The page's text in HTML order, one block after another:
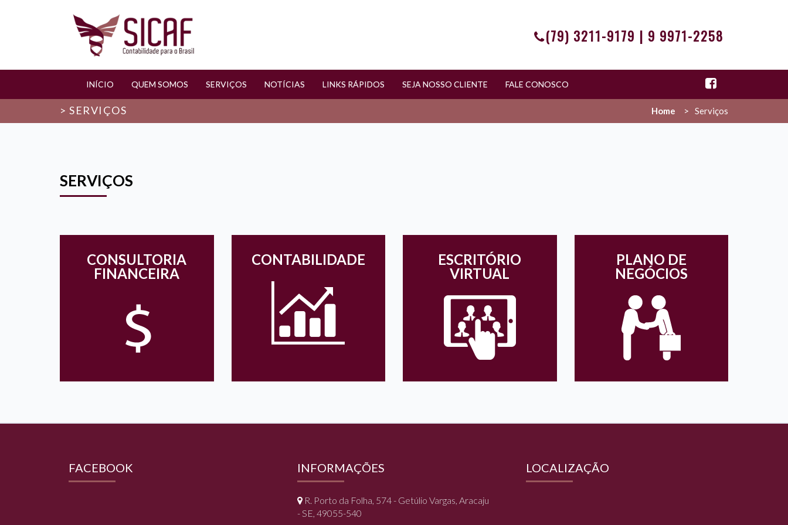
(79) 3211-9179 | 9 9971-2258
INÍCIO QUEM SOMOS SERVIÇOS NOTÍCIAS LINKS RÁPIDOS SEJA NOSSO CLIENTE FALE CONOSCO
> SERVIÇOS Home Serviços
SERVIÇOS
CONSULTORIA
FINANCEIRA
CONTABILIDADE
ESCRITÓRIO
VIRTUAL
PLANO DE
NEGÓCIOS
FACEBOOK INFORMAÇÕES
R. Porto da Folha, 574 - Getúlio Vargas, Aracaju
- SE, 49055-540
LOCALIZAÇÃO